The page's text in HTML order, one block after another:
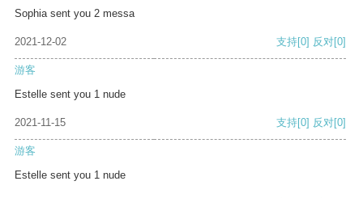
Sophia sent you 2 messa
2021-12-02 支持[0] 反对[0]
游客
Estelle sent you 1 nude
2021-11-15 支持[0] 反对[0]
游客
Estelle sent you 1 nude